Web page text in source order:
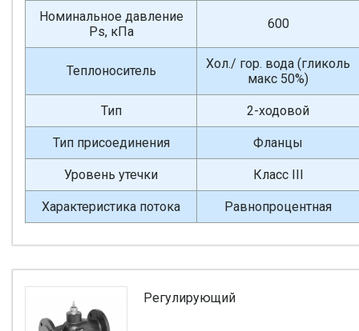
Номинальное давление
Ps, кПа
600
Теплоноситель
Хол./ гор. вода (гликоль
макс 50%)
Тип 2-ходовой
Тип присоединения Фланцы
Уровень утечки Класс III
Характеристика потока Равнопроцентная
Регулирующий